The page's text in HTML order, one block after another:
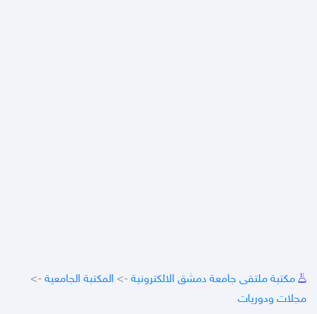
مكتبة ملتقى جامعة دمشق الالكترونية -> المكتبة الجامعية ->
مجلات ودوريات